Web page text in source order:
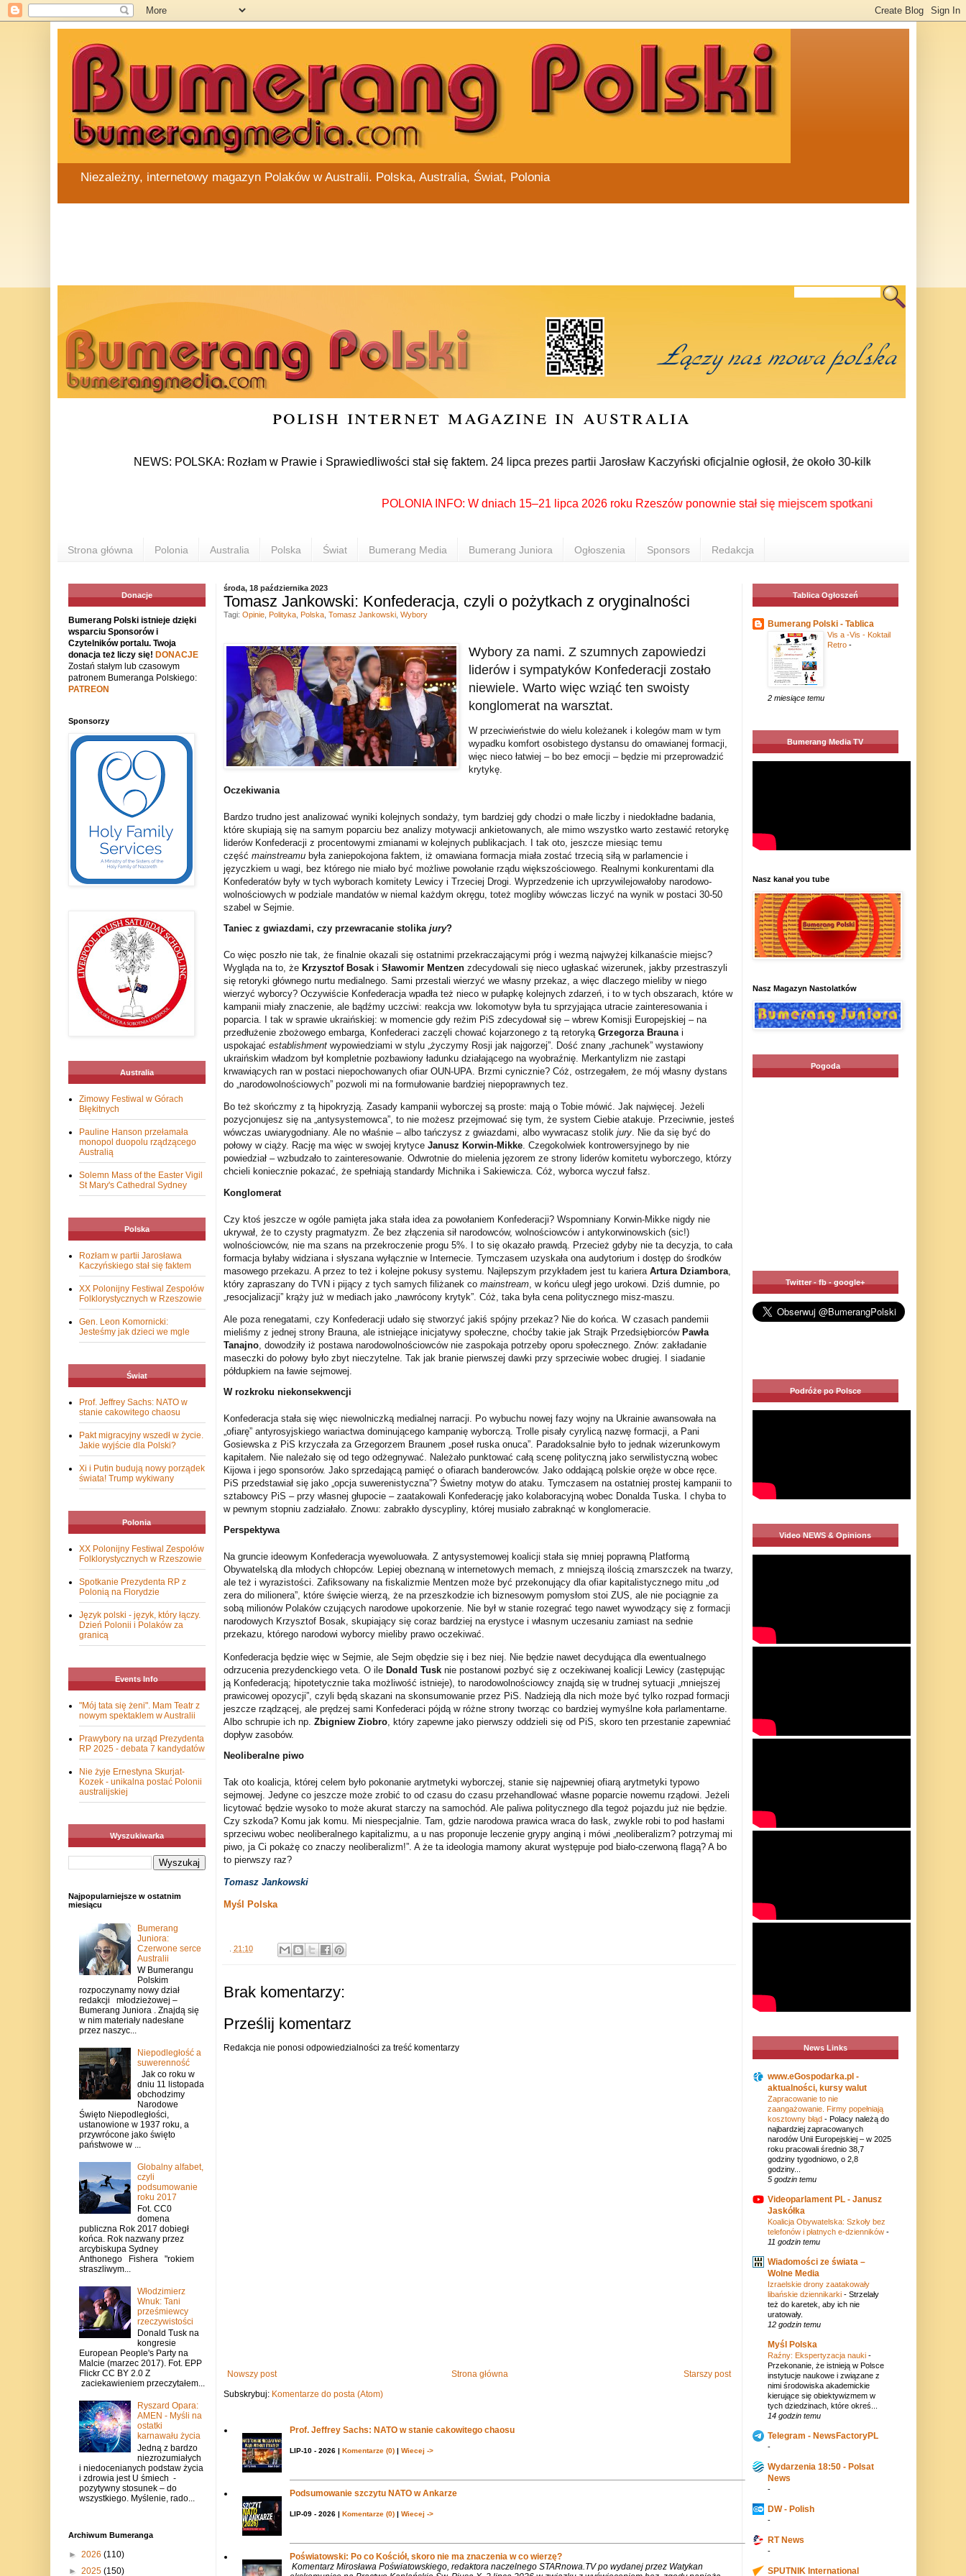
Niezależny, internetowy magazyn Polaków w Australii. Polska, Australia, Świat, Polonia
polish internet magazine in australia
NEWS: POLSKA: Rozłam w Prawie i Sprawiedliwości stał się faktem. 24 lipca prezes partii Jarosław Kaczyński oficjalnie ogłosił, że około 30-kilku posłów
POLONIA INFO: W dniach 15–21 lipca 2026 roku Rzeszów ponownie stał się miejscem spotkania Polonii z
Strona główna Polonia Australia Polska Świat Bumerang Media Bumerang Juniora Ogłoszenia Sponsors Redakcja
środa, 18 października 2023
Tomasz Jankowski: Konfederacja, czyli o pożytkach z oryginalności
Wybory za nami. Z szumnych zapowiedzi
liderów i sympatyków Konfederacji zostało
niewiele. Warto więc wziąć ten swoisty
konglomerat na warsztat.
W przeciwieństwie do wielu koleżanek i kolegów mam w tym
wypadku komfort osobistego dystansu do omawianej formacji,
więc nieco łatwiej – bo bez emocji – będzie mi przeprowadzić
krytykę.
Oczekiwania
Bardzo trudno jest analizować wyniki kolejnych sondaży, tym bardziej gdy chodzi o małe liczby i niedokładne badania,
które skupiają się na samym poparciu bez analizy motywacji ankietowanych, ale mimo wszystko warto zestawić retorykę
liderów Konfederacji z procentowymi zmianami w kolejnych publikacjach. I tak oto, jeszcze miesiąc temu
część mainstreamubyła zaniepokojona faktem, iż omawiana formacja miała zostać trzecią siłą w parlamencie i
języczkiem u wagi, bez którego nie miało być możliwe powołanie rządu większościowego. Realnymi konkurentami dla
Konfederatów były w tych wyborach komitety Lewicy i Trzeciej Drogi. Wyprzedzenie ich uprzywilejowałoby narodowo-
wolnościowych w podziale mandatów w niemal każdym okręgu, toteż mogliby wówczas liczyć na wynik w postaci 30-50
szabel w Sejmie.
Taniec z gwiazdami, czy przewracanie stolika jury?
Co więc poszło nie tak, że finalnie okazali się ostatnimi przekraczającymi próg i wezmą najwyżej kilkanaście miejsc?
Wygląda na to, że Krzysztof Bosaki Sławomir Mentzenzdecydowali się nieco ugłaskać wizerunek, jakby przestraszyli
się retoryki głównego nurtu medialnego. Sami przestali wierzyć we własny przekaz, a więc dlaczego mieliby w niego
wierzyć wyborcy? Oczywiście Konfederacja wpadła też nieco w pułapkę kolejnych zdarzeń, i to w tych obszarach, które w
kampanii miały znaczenie, ale bądźmy uczciwi: reakcja ww. lokomotyw była tu sprzyjająca utracie zainteresowania i
poparcia. I tak w sprawie ukraińskiej: w momencie gdy reżim PiS zdecydował się – wbrew Komisji Europejskiej – na
przedłużenie zbożowego embarga, Konfederaci zaczęli chować kojarzonego z tą retoryką Grzegorza Braunai
uspokajać establishment wypowiedziami w stylu „życzymy Rosji jak najgorzej”. Dość znany „rachunek” wystawiony
ukraińskim władzom był kompletnie pozbawiony ładunku działającego na wyobraźnię. Merkantylizm nie zastąpi
krwawiących ran w postaci niepochowanych ofiar OUN-UPA. Brzmi cynicznie? Cóż, ostrzegałem, że mój własny dystans
do „narodowolnościowych” pozwoli mi na formułowanie bardziej niepoprawnych tez.
Bo też skończmy z tą hipokryzją. Zasady kampanii wyborczej są proste: mają o Tobie mówić. Jak najwięcej. Jeżeli
pozycjonujesz się na „antysystemowca”, to nie możesz przejmować się tym, że system Ciebie atakuje. Przeciwnie, jesteś
wówczas uwiarygodniany. Ale no właśnie – albo tańczysz z gwiazdami, albo wywracasz stolik jury. Nie da się być do
połowy w ciąży. Rację ma więc w swojej krytyce Janusz Korwin-Mikke. Czegokolwiek kontrowersyjnego by nie
powiedział – wzbudzało to zainteresowanie. Odwrotnie do mielenia jęzorem ze strony liderów komitetu wyborczego, którzy
chcieli koniecznie pokazać, że spełniają standardy Michnika i Sakiewicza. Cóż, wyborca wyczuł fałsz.
Konglomerat
Czy ktoś jeszcze w ogóle pamięta jaka stała idea za powołaniem Konfederacji? Wspomniany Korwin-Mikke nigdy nie
ukrywał, że to czysty pragmatyzm. Że bez złączenia sił narodowców, wolnościowców i antykorwinowskich (sic!)
wolnościowców, nie ma szans na przekroczenie progu 5%. I to się okazało prawdą. Przecież gdyby nie ta decyzja, to cała
formacja byłaby widziana i słyszana wyłącznie w Internecie. Tymczasem uzyskała ona audytorium i dostęp do środków
masowego przekazu. A przez to też i kolejne pokusy systemu. Najlepszym przykładem jest tu kariera Artura Dziambora,
który zapraszany do TVN i pijący z tych samych filiżanek co mainstream, w końcu uległ jego urokowi. Dziś dumnie, po
„resocjalizacji” krąży już w mediach jako „nawrócony krytyk”. Cóż, taka była cena politycznego misz-maszu.
Ale poza renegatami, czy Konfederacji udało się stworzyć jakiś spójny przekaz? Nie do końca. W czasach pandemii
mieliśmy z jednej strony Brauna, ale istniejące inicjatywy społeczne, choćby takie jak Strajk Przedsiębiorców Pawła
Tanajno, dowodziły iż postawa narodowolnościowców nie zaspokaja potrzeby oporu społecznego. Znów: zakładanie
maseczki do połowy było zbyt nieczytelne. Tak jak branie pierwszej dawki przy sprzeciwie wobec drugiej. I siadanie
półdupkiem na ławie sejmowej.
W rozkroku niekonsekwencji
Konfederacja stała się więc niewolniczką medialnej narracji. Po wybuchu nowej fazy wojny na Ukrainie awansowała na
„ofiarę” antyrosyjskiego wariactwa dominującego kampanię wyborczą. Trolle pisały cyrylicą nazwę formacji, a Pani
Gosiewska z PiS krzyczała za Grzegorzem Braunem „poseł ruska onuca”. Paradoksalnie było to jednak wizerunkowym
kapitałem. Nie należało się od tego odżegnywać. Należało punktować całą scenę polityczną jako serwilistyczną wobec
Kijowa i jego sponsorów. Jako sprzedającą pamięć o ofiarach banderowców. Jako oddającą polskie oręże w obce ręce.
PiS przedstawiał się jako „opcja suwerenistyczna”? Świetny motyw do ataku. Tymczasem na ostatniej prostej kampanii to
sztabowcy PiS – przy własnej głupocie – zaatakowali Konfederację jako kolaboracyjną wobec Donalda Tuska. I chyba to
w pewnym stopniu zadziałało. Znowu: zabrakło dyscypliny, której musiało zabraknąć w konglomeracie.
Perspektywa
Na gruncie ideowym Konfederacja wyewoluowała. Z antysystemowej koalicji stała się mniej poprawną Platformą
Obywatelską dla młodych chłopców. Lepiej obeznaną w internetowych memach, z mniejszą ilością zmarszczek na twarzy,
ale też i wyrazistości. Zafiksowany na fiskalizmie Mentzen może być przekonujący dla ofiar kapitalistycznego mitu „od
zera do milionera”, które święcie wierzą, że na przeszkodzie ich biznesowym pomysłom stoi ZUS, ale nie pociągnie za
sobą milionów Polaków czujących narodowe upokorzenie. Nie był w stanie rozegrać tego nawet wywodzący się z formacji
narodowych Krzysztof Bosak, skupiający się coraz bardziej na erystyce i własnym uczesaniu zamiast na sednie
przekazu, którego narodowi wyborcy mieliby prawo oczekiwać.
Konfederacja będzie więc w Sejmie, ale Sejm obędzie się i bez niej. Nie będzie nawet decydująca dla ewentualnego
odrzucenia prezydenckiego veta. O ile Donald Tusknie postanowi pozbyć się z oczekiwanej koalicji Lewicy (zastępując
ją Konfederacją; hipotetycznie taka możliwość istnieje), to narodowolnościowcy znajdą się w trudnej sytuacji „mniejszej
prawicowej opozycji”, czyli będą skazani na skonsumowanie przez PiS. Nadzieją dla nich może być tylko rozpad formacji
jeszcze rządzącej, ale prędzej sami Konfederaci pójdą w różne strony tworząc co bardziej wymyślne koła parlamentarne.
Albo schrupie ich np. Zbigniew Ziobro, który zapewne jako pierwszy oddzieli się od PiS, skoro ten przestanie zapewniać
dopływ zasobów.
Neoliberalne piwo
Tak oto koalicja, której celem było pokonanie arytmetyki wyborczej, stanie się najpewniej ofiarą arytmetyki typowo
sejmowej. Jedyne co jeszcze może zrobić to od czasu do czasu przehandlować własne poparcie nowemu rządowi. Jeżeli
licytować będzie wysoko to może akurat starczy na samochód. Ale paliwa politycznego dla tegoż pojazdu już nie będzie.
Czy szkoda? Komu jak komu. Mi niespecjalnie. Tam, gdzie narodowa prawica wraca do łask, zwykle robi to pod hasłami
sprzeciwu wobec neoliberalnego kapitalizmu, a u nas proponuje leczenie grypy anginą i mówi „neoliberalizm? potrzymaj mi
piwo, ja Ci pokażę co znaczy neoliberalizm!”. A że ta ideologia mamony akurat występuje pod biało-czerwoną flagą? A bo
to pierwszy raz?
Tomasz Jankowski
Myśl Polska
. 21:10
Tagi: Opinie, Polityka, Polska, Tomasz Jankowski, Wybory
Brak komentarzy:
Prześlij komentarz
Redakcja nie ponosi odpowiedzialności za treść komentarzy
Nowszy post Starszy post
Strona główna
Subskrybuj: Komentarze do posta (Atom)
Prof. Jeffrey Sachs: NATO w stanie cakowitego chaosu
LIP-10 - 2026 | Komentarze (0)| Wiecej ->
Podsumowanie szczytu NATO w Ankarze
LIP-09 - 2026 | Komentarze (0)| Wiecej ->
Poświatowski: Po co Kościół, skoro nie ma znaczenia w co wierzę?
Komentarz Mirosława Poświatowskiego, redaktora naczelnego STARnowa.TV po wydanej przez Watykan
Donacje
Bumerang Polski istnieje dzięki
wsparciu Sponsorów i
Czytelników portalu. Twoja
donacja też liczy się! DONACJE
Zostań stałym lub czasowym
patronem Bumeranga Polskiego:
PATREON
Sponsorzy
Australia
Zimowy Festiwal w Górach
Błękitnych
Pauline Hanson przełamała
monopol duopolu rządzącego
Australią
Solemn Mass of the Easter Vigil
St Mary's Cathedral Sydney
Polska
Rozłam w partii Jarosława
Kaczyńskiego stał się faktem
XX Polonijny Festiwal Zespołów
Folklorystycznych w Rzeszowie
Gen. Leon Komornicki:
Jesteśmy jak dzieci we mgle
Świat
Prof. Jeffrey Sachs: NATO w
stanie cakowitego chaosu
Pakt migracyjny wszedł w życie.
Jakie wyjście dla Polski?
Xi i Putin budują nowy porządek
świata! Trump wykiwany
Polonia
XX Polonijny Festiwal Zespołów
Folklorystycznych w Rzeszowie
Spotkanie Prezydenta RP z
Polonią na Florydzie
Język polski - język, który łączy.
Dzień Polonii i Polaków za
granicą
Events Info
"Mój tata się żeni". Mam Teatr z
nowym spektaklem w Australii
Prawybory na urząd Prezydenta
RP 2025 - debata 7 kandydatów
Nie żyje Ernestyna Skurjat-
Kozek - unikalna postać Polonii
australijskiej
Wyszukiwarka
Najpopularniejsze w ostatnim
miesiącu
Bumerang
Juniora:
Czerwone serce
Australii
W Bumerangu
Polskim
rozpoczynamy nowy dział
redakcji młodzieżowej –
Bumerang Juniora . Znajdą się
w nim materiały nadesłane
przez naszyc...
Niepodległość a
suwerenność
Jak co roku w
dniu 11 listopada
obchodzimy
Narodowe
Święto Niepodległości,
ustanowione w 1937 roku, a
przywrócone jako święto
państwowe w ...
Globalny alfabet,
czyli
podsumowanie
roku 2017
Fot. CC0
domena
publiczna Rok 2017 dobiegł
końca. Rok nazwany przez
arcybiskupa Sydney
Anthonego Fishera "rokiem
straszliwym...
Włodzimierz
Wnuk: Tani
prześmiewcy
rzeczywistości
Donald Tusk na
kongresie
European People's Party na
Malcie (marzec 2017). Fot. EPP
Flickr CC BY 2.0 Z
zaciekawieniem przeczytałem...
Ryszard Opara:
AMEN - Myśli na
ostatki
karnawału życia
Jedną z bardzo
niezrozumiałych
i niedocenianych podstaw życia
i zdrowia jest U śmiech -
pozytywny stosunek – do
wszystkiego. Myślenie, rado...
Archiwum Bumeranga
► 2026 (110)
► 2025 (150)
Tablica Ogłoszeń
Bumerang Polski - Tablica
Vis a -Vis - Koktail
Retro -
2 miesiące temu
Bumerang Media TV
Nasz kanał you tube
Nasz Magazyn Nastolatków
Pogoda
Twitter - fb - google+
Podróże po Polsce
Video NEWS & Opinions
News Links
www.eGospodarka.pl -
aktualności, kursy walut
Zapracowanie to nie
zaangażowanie. Firmy popełniają
kosztowny błąd - Polacy należą do
najbardziej zapracowanych
narodów Unii Europejskiej – w 2025
roku pracowali średnio 38,7
godziny tygodniowo, o 2,8
godziny...
5 godzin temu
Videoparlament PL - Janusz
Jaskółka
Koalicja Obywatelska: Szkoły bez
telefonów i płatnych e-dzienników -
11 godzin temu
Wiadomości ze świata –
Wolne Media
Izraelskie drony zaatakowały
libańskie dziennikarki - Strzelały
też do karetek, aby ich nie
uratowały.
12 godzin temu
Myśl Polska
Raźny: Ekspertyzacja nauki -
Przekonanie, że istnieją w Polsce
instytucje naukowe i związane z
nimi środowiska akademickie
kierujące się obiektywizmem w
tych dziedzinach, które okreś...
14 godzin temu
Telegram - NewsFactoryPL
-
Wydarzenia 18:50 - Polsat
News
-
DW - Polish
-
RT News
-
SPUTNIK International